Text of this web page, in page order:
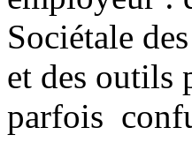
Sociétale
et des outils
parfois